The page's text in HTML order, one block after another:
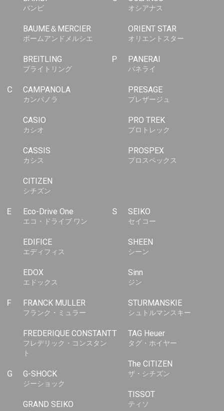
バンビ
BAUME＆MERCIER
ボームアンドメルシエ
BREITLING
ブライトリング
C CAMPANOLA
カンパノラ
CASIO
カシオ
CASSIS
カシス
CITIZEN
シチズン
E Eco-Drive One
エコ・ドライブ ワン
EDIFICE
エディフィス
EDOX
エドックス
F FRANCK MULLER
フランク・ミュラー
FREDERIQUE CONSTANT
フレデリック・コンスタン
ト
G G-SHOCK
ジーショック
GRAND SEIKO
オシアナス
ORIENT STAR
オリエントスター
P PANERAI
パネライ
PRESAGE
プレザージュ
PRO TREK
プロトレック
PROSPEX
プロスペックス
S SEIKO
セイコー
SHEEN
シーン
Sinn
ジン
STURMANSKIE
シュトルマンスキー
T TAG Heuer
タグ・ホイヤー
The CITIZEN
ザ・シチズン
TISSOT
ティソ